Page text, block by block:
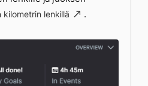
lenkillä .